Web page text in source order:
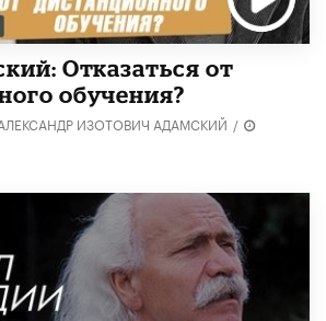
Отказаться от
обучения?
ИЗОТОВИЧ АДАМСКИЙ /